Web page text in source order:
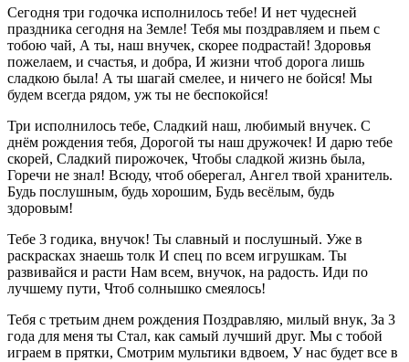
Сегодня три годочка исполнилось тебе! И нет чудесней
праздника сегодня на Земле! Тебя мы поздравляем и пьем с
тобою чай, А ты, наш внучек, скорее подрастай! Здоровья
пожелаем, и счастья, и добра, И жизни чтоб дорога лишь
сладкою была! А ты шагай смелее, и ничего не бойся! Мы
будем всегда рядом, уж ты не беспокойся!
Три исполнилось тебе, Сладкий наш, любимый внучек. С
днём рождения тебя, Дорогой ты наш дружочек! И дарю тебе
скорей, Сладкий пирожочек, Чтобы сладкой жизнь была,
Горечи не знал! Всюду, чтоб оберегал, Ангел твой хранитель.
Будь послушным, будь хорошим, Будь весёлым, будь
здоровым!
Тебе 3 годика, внучок! Ты славный и послушный. Уже в
раскрасках знаешь толк И спец по всем игрушкам. Ты
развивайся и расти Нам всем, внучок, на радость. Иди по
лучшему пути, Чтоб солнышко смеялось!
Тебя с третьим днем рождения Поздравляю, милый внук, За 3
года для меня ты Стал, как самый лучший друг. Мы с тобой
играем в прятки, Смотрим мультики вдвоем, У нас будет все в